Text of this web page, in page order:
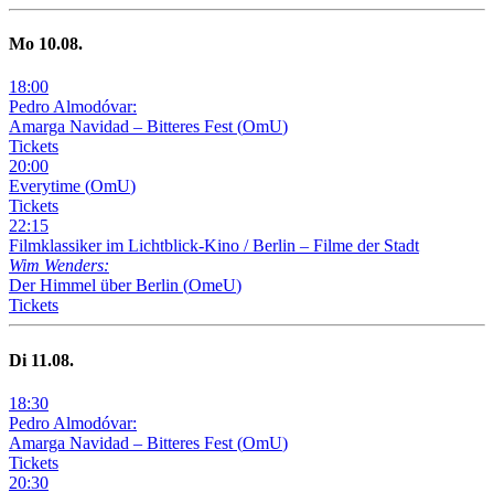
Mo 10.08.
18:00
Pedro Almodóvar:
Amarga Navidad – Bitteres Fest (OmU)
Tickets
20:00
Everytime (OmU)
Tickets
22:15
Filmklassiker im Lichtblick-Kino /Berlin – Filme der Stadt
Wim Wenders:
Der Himmel über Berlin (OmeU)
Tickets
Di 11.08.
18:30
Pedro Almodóvar:
Amarga Navidad – Bitteres Fest (OmU)
Tickets
20:30